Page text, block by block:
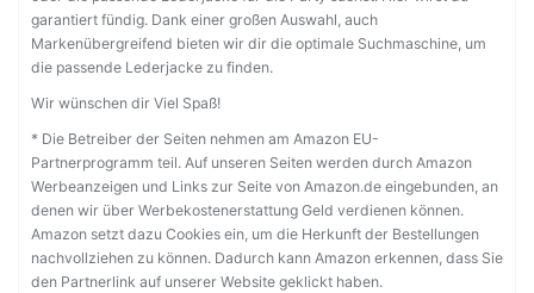
garantiert fündig. Dank einer großen Auswahl, auch
Markenübergreifend bieten wir dir die optimale Suchmaschine, um
die passende Lederjacke zu finden.
Wir wünschen dir Viel Spaß!
* Die Betreiber der Seiten nehmen am Amazon EU-
Partnerprogramm teil. Auf unseren Seiten werden durch Amazon
Werbeanzeigen und Links zur Seite von Amazon.de eingebunden, an
denen wir über Werbekostenerstattung Geld verdienen können.
Amazon setzt dazu Cookies ein, um die Herkunft der Bestellungen
nachvollziehen zu können. Dadurch kann Amazon erkennen, dass Sie
den Partnerlink auf unserer Website geklickt haben.